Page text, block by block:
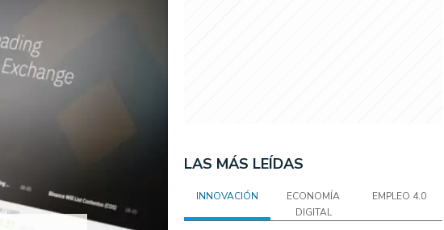
LAS MÁS LEÍDAS
INNOVACIÓN
ECONOMÍA
DIGITAL
EMPLEO 4.0